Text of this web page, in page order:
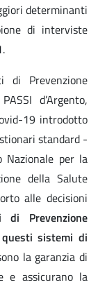
determinanti
di interviste
di Prevenzione
d’Argento,
19 introdotto
standard -
per la
della Salute
alle decisioni
di Prevenzione
sistemi di
la garanzia di
e assicurano la